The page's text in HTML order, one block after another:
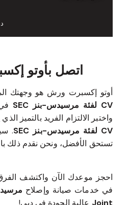
اتصل بأوتو
أوتو إكسبرت ورش هو وجهتك
CV لفئة مرسيدس-بنز SEC
واختبر الالتزام الفريد بالتميز
CV لفئة مرسيدس-بنز SEC
تستحق الأفضل، ونحن نقدم ذلك
احجز موعدك الآن واكتشف
في خدمات صيانة وإصلاح
Joint عالية الجودة في دبي!